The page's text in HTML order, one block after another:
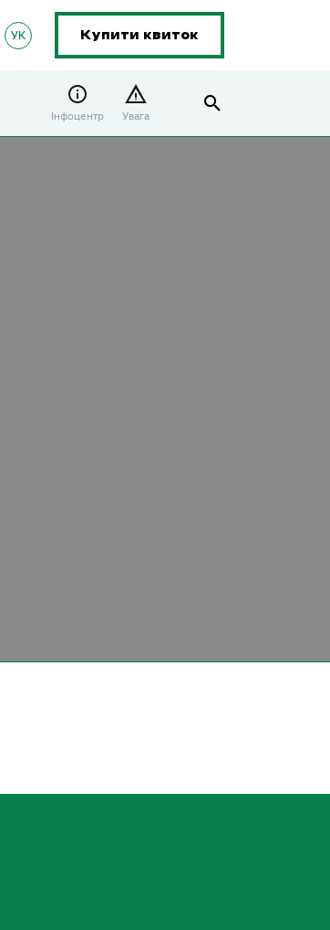
УК Купити квиток
Інфоцентр Увага